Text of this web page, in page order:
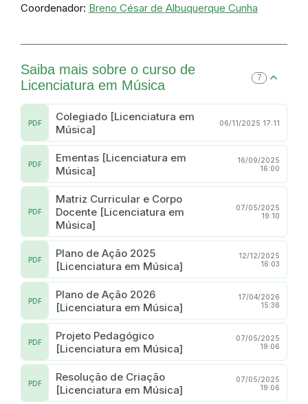
Coordenador: Breno César de Albuquerque Cunha
Saiba mais sobre o curso de
Licenciatura em Música
7
Colegiado [Licenciatura em
Música]
PDF 06/11/2025 17:11
Ementas [Licenciatura em
Música]
PDF
16/09/2025
16:00
Matriz Curricular e Corpo
Docente [Licenciatura em
Música]
PDF
07/05/2025
19:10
Plano de Ação 2025
[Licenciatura em Música]
PDF
12/12/2025
16:03
Plano de Ação 2026
[Licenciatura em Música]
PDF
17/04/2026
15:36
Projeto Pedagógico
[Licenciatura em Música]
PDF
07/05/2025
19:06
Resolução de Criação
[Licenciatura em Música]
PDF
07/05/2025
19:06